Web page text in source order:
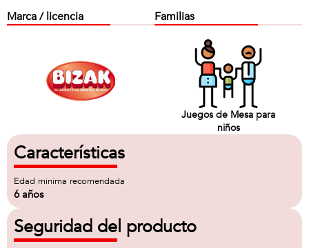
Marca / licencia Familias
Juegos de Mesa para
niños
Características
Edad minima recomendada
6 años
Seguridad del producto